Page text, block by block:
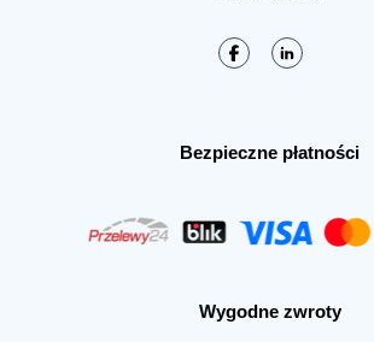
Bezpieczne płatności
Wygodne zwroty